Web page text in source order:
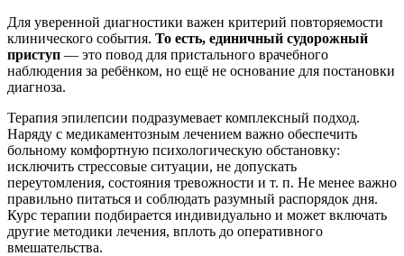
Для уверенной диагностики важен критерий повторяемости
клинического события. То есть, единичный судорожный
приступ — это повод для пристального врачебного
наблюдения за ребёнком, но ещё не основание для постановки
диагноза.
Терапия эпилепсии подразумевает комплексный подход.
Наряду с медикаментозным лечением важно обеспечить
больному комфортную психологическую обстановку:
исключить стрессовые ситуации, не допускать
переутомления, состояния тревожности и т. п. Не менее важно
правильно питаться и соблюдать разумный распорядок дня.
Курс терапии подбирается индивидуально и может включать
другие методики лечения, вплоть до оперативного
вмешательства.